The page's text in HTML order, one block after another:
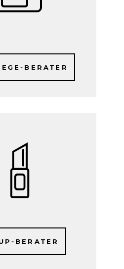
BERATER
BERATER